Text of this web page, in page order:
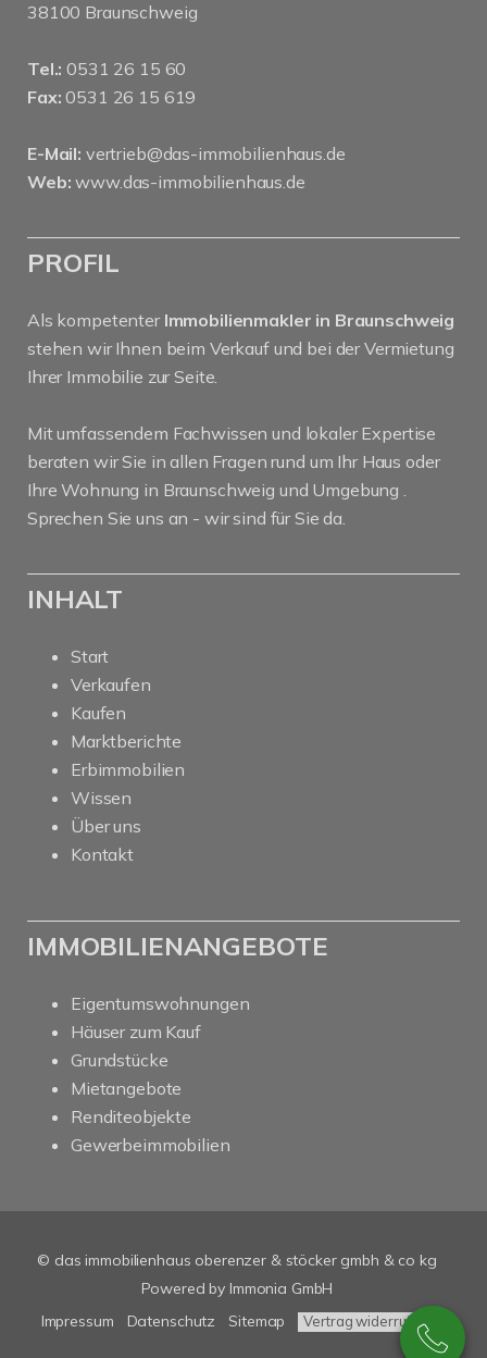
38100 Braunschweig
Tel.: 0531 26 15 60
Fax: 0531 26 15 619
E-Mail: vertrieb@das-immobilienhaus.de
Web: www.das-immobilienhaus.de
PROFIL
Als kompetenter Immobilienmakler in Braunschweig
stehen wir Ihnen beim Verkauf und bei der Vermietung
Ihrer Immobilie zur Seite.
Mit umfassendem Fachwissen und lokaler Expertise
beraten wir Sie in allen Fragen rund um Ihr Haus oder
Ihre Wohnung in Braunschweig und Umgebung .
Sprechen Sie uns an - wir sind für Sie da.
INHALT
Start
Verkaufen
Kaufen
Marktberichte
Erbimmobilien
Wissen
Über uns
Kontakt
IMMOBILIENANGEBOTE
Eigentumswohnungen
Häuser zum Kauf
Grundstücke
Mietangebote
Renditeobjekte
Gewerbeimmobilien
© das immobilienhaus oberenzer & stöcker gmbh & co kg
Powered by Immonia GmbH
Impressum
Datenschutz Sitemap Vertrag widerrufen